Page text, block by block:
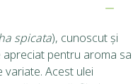
spicata), cunoscut și
pentru aroma sa
variate. Acest ulei